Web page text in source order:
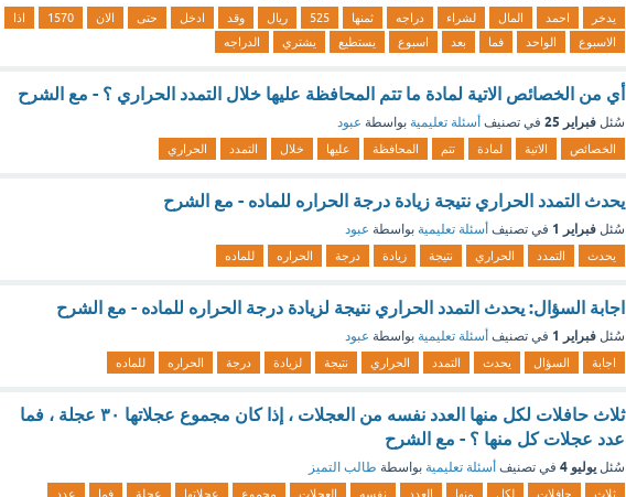
يدخر احمد المال لشراء دراجه ثمنها 525 ريال وقد ادخل حتى الان 1570
اذا
الاسبوع
الواحد فما بعد اسبوع يستطيع يشتري الدراجه
أي من الخصائص الاتية لمادة ما تتم المحافظة عليها خلال التمدد الحراري ؟ - مع الشرح
سُئل فبراير 25 في تصنيف أسئلة تعليمية بواسطة عبود
الخصائص الاتية لمادة تتم المحافظة عليها خلال التمدد الحراري
يحدث التمدد الحراري نتيجة زيادة درجة الحراره للماده - مع الشرح
سُئل فبراير 1 في تصنيف أسئلة تعليمية بواسطة عبود
يحدث التمدد الحراري نتيجة زيادة درجة الحراره للماده
اجابة السؤال: يحدث التمدد الحراري نتيجة لزيادة درجة الحراره للماده - مع الشرح
سُئل فبراير 1 في تصنيف أسئلة تعليمية بواسطة عبود
اجابة السؤال يحدث التمدد الحراري نتيجة لزيادة درجة الحراره للماده
ثلاث حافلات لكل منها العدد نفسه من العجلات ، إذا كان مجموع عجلاتها ٣٠ عجلة ، فما
عدد عجلات كل منها ؟ - مع الشرح
سُئل يوليو 4 في تصنيف أسئلة تعليمية بواسطة طالب التميز
ثلاث حافلات لكل منها العدد نفسه العجلات مجموع عجلاتها عجلة فما عدد